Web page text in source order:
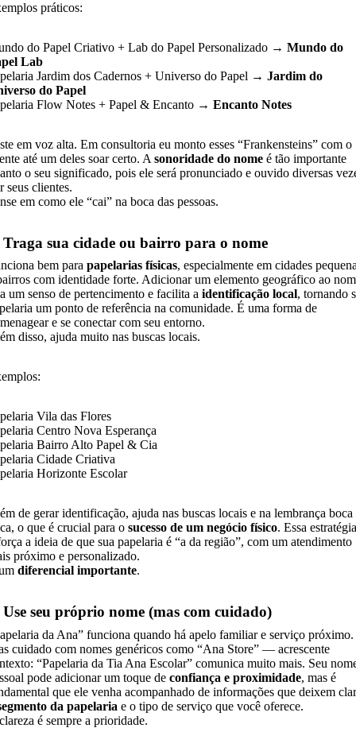
práticos:
do Papel Criativo + Lab do Papel Personalizado → Mundo do
Lab
Jardim dos Cadernos + Universo do Papel → Jardim do
do Papel
Flow Notes + Papel & Encanto → Encanto Notes
em voz alta. Em consultoria eu monto esses “Frankensteins” com o
até um deles soar certo. A sonoridade do nome é tão importante
o seu significado, pois ele será pronunciado e ouvido diversas
seus clientes.
em como ele “cai” na boca das pessoas.
Traga sua cidade ou bairro para o nome
bem para papelarias físicas, especialmente em cidades
com identidade forte. Adicionar um elemento geográfico ao
um senso de pertencimento e facilita a identificação local, tornando
um ponto de referência na comunidade. É uma forma de
e se conectar com seu entorno.
disso, ajuda muito nas buscas locais.
Vila das Flores
Centro Nova Esperança
Bairro Alto Papel & Cia
Cidade Criativa
Horizonte Escolar
de gerar identificação, ajuda nas buscas locais e na lembrança boca
o que é crucial para o sucesso de um negócio físico. Essa estratégia
a ideia de que sua papelaria é “a da região”, com um atendimento
próximo e personalizado.
diferencial importante.
Use seu próprio nome (mas com cuidado)
da Ana” funciona quando há apelo familiar e serviço próximo.
cuidado com nomes genéricos como “Ana Store” — acrescente
“Papelaria da Tia Ana Escolar” comunica muito mais. Seu
pode adicionar um toque de confiança e proximidade, mas é
que ele venha acompanhado de informações que deixem
da papelaria e o tipo de serviço que você oferece.
é sempre a prioridade.